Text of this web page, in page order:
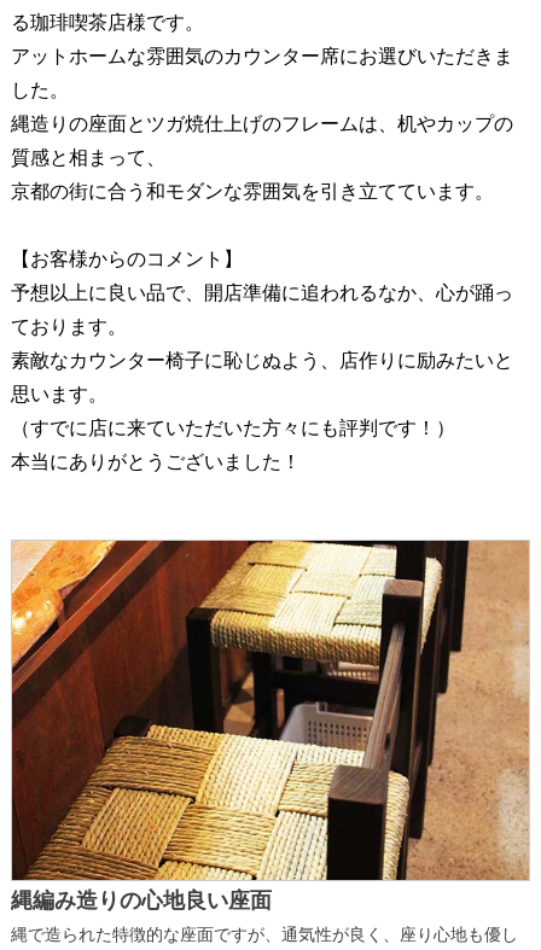
る珈琲喫茶店様です。
アットホームな雰囲気のカウンター席にお選びいただきま
した。
縄造りの座面とツガ焼仕上げのフレームは、机やカップの
質感と相まって、
京都の街に合う和モダンな雰囲気を引き立てています。
【お客様からのコメント】
予想以上に良い品で、開店準備に追われるなか、心が踊っ
ております。
素敵なカウンター椅子に恥じぬよう、店作りに励みたいと
思います。
（すでに店に来ていただいた方々にも評判です！）
本当にありがとうございました！
縄編み造りの心地良い座面
縄で造られた特徴的な座面ですが、通気性が良く、座り心地も優し